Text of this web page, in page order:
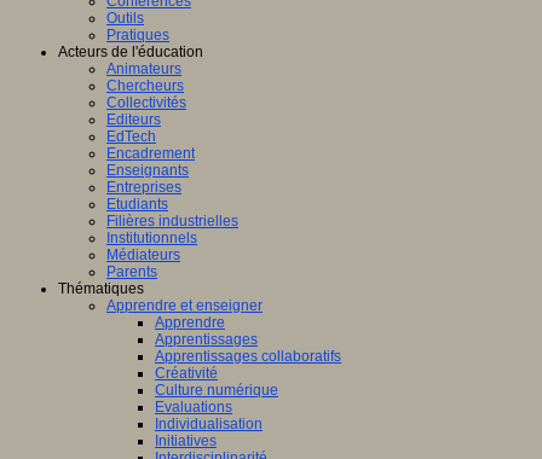
Outils
Pratiques
Acteurs de l'éducation
Animateurs
Chercheurs
Collectivités
Editeurs
EdTech
Encadrement
Enseignants
Entreprises
Etudiants
Filières industrielles
Institutionnels
Médiateurs
Parents
Thématiques
Apprendre et enseigner
Apprendre
Apprentissages
Apprentissages collaboratifs
Créativité
Culture numérique
Evaluations
Individualisation
Initiatives